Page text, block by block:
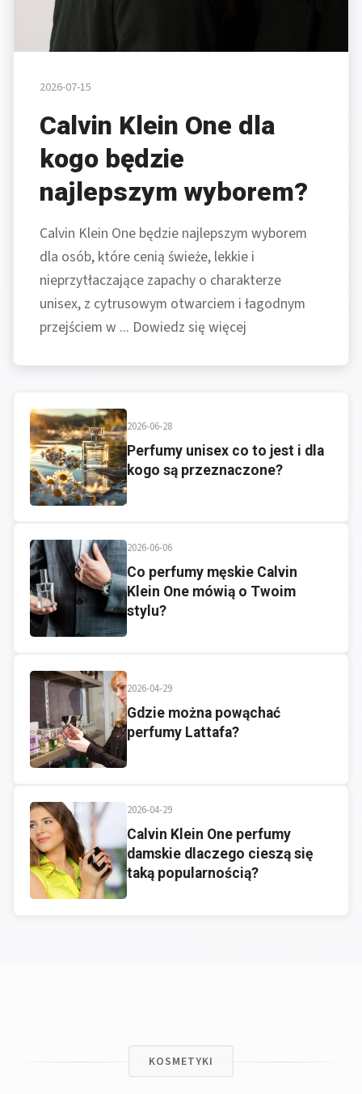
2026-07-15
Calvin Klein One dla
kogo będzie
najlepszym wyborem?
Calvin Klein One będzie najlepszym wyborem
dla osób, które cenią świeże, lekkie i
nieprzytłaczające zapachy o charakterze
unisex, z cytrusowym otwarciem i łagodnym
przejściem w ... Dowiedz się więcej
2026-06-28
Perfumy unisex co to jest i dla
kogo są przeznaczone?
2026-06-06
Co perfumy męskie Calvin
Klein One mówią o Twoim
stylu?
2026-04-29
Gdzie można powąchać
perfumy Lattafa?
2026-04-29
Calvin Klein One perfumy
damskie dlaczego cieszą się
taką popularnością?
KOSMETYKI